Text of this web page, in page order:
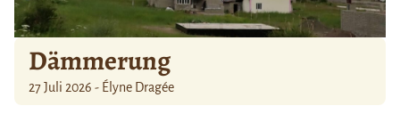
Dämmerung
27 Juli 2026 - Élyne Dragée